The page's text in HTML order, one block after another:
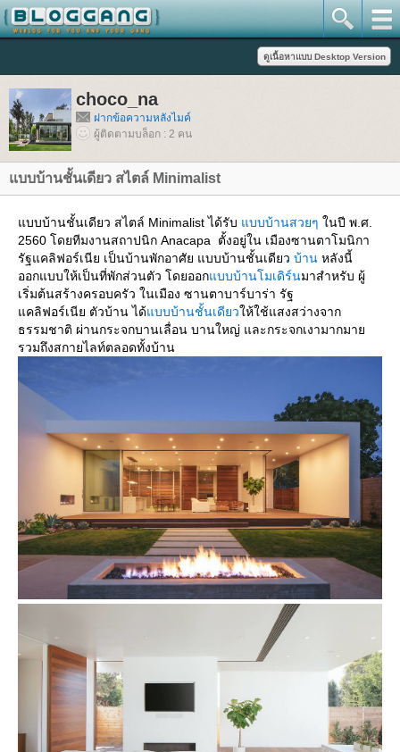
choco_na
ฝากข้อความหลังไมค์
ผู้ติดตามบล็อก : 2 คน
บบบ้านชั้นเดียว สไตล์ Minimalist
บบบ้านชั้นเดียว สไตล์ Minimalist ได้รับ บบบ้านสวยๆ นปี พ.ศ.
2560 โดยทีมงานสถาปนิก Anacapa ตั้งอยู่ใน เมืองซานตาโมนิกา
รัฐแคลิฟอร์เนีย เป็นบ้านพักอาศัย แบบบ้านชั้นเดียว บ้าน หลังนี้
ออกแบบให้เป็นที่พักส่วนตัว โดยออกบบบ้านโมเดิร์นมาสำหรับ ผู้
เริ่มต้นสร้างครอบครัว ในเมือง ซานตาบาร์บาร่า รัฐ
คลิฟอร์เนีย ตัวบ้าน ได้บบบ้านชั้นเดียวห้ใช้แสงสว่างจาก
ธรรมชาติ ผ่านกระจกบานเลื่อน บานใหญ่ และกระจกเงามากมา
รวมถึงสกายไลท์ตลอดทั้งบ้าน